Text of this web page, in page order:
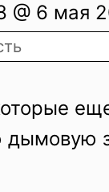
@ 6 мая
дымовую